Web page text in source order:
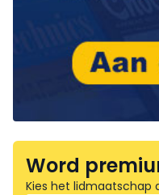
Word
Kies het lidmaatschap